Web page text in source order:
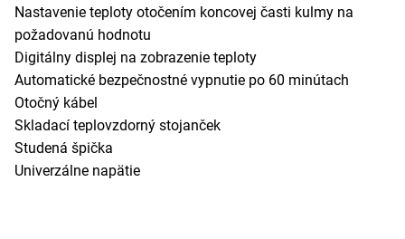
Nastavenie teploty otočením koncovej časti kulmy na
požadovanú hodnotu
Digitálny displej na zobrazenie teploty
Automatické bezpečnostné vypnutie po 60 minútach
Otočný kábel
Skladací teplovzdorný stojanček
Studená špička
Univerzálne napätie